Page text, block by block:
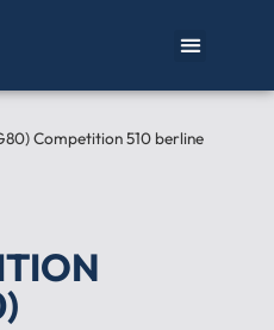
Competition 510 berline